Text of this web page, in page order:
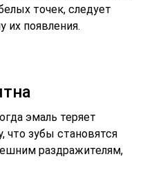
точек, следует
их появления.
эмаль теряет
что зубы становятся
раздражителям,